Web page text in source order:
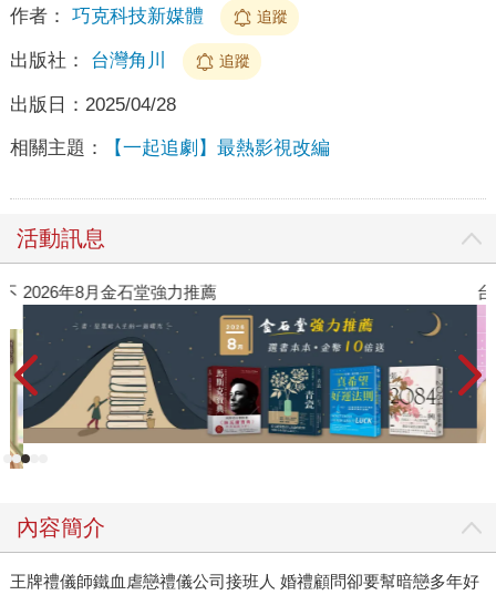
作者： 巧克科技新媒體 追蹤
出版社： 台灣角川 追蹤
出版日： 2025/04/28
相關主題： 【一起追劇】最熱影視改編
活動訊息
2026年8月金石堂強力推薦
內容簡介
王牌禮儀師鐵血虐戀禮儀公司接班人 婚禮顧問卻要幫暗戀多年好